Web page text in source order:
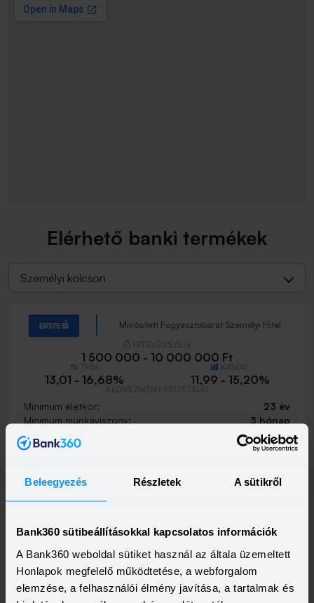
Beleegyezés Részletek A sütikről
Bank360 sütibeállításokkal kapcsolatos információk
A Bank360 weboldal sütiket használ az általa üzemeltett
Honlapok megfelelő működtetése, a webforgalom
elemzése, a felhasználói élmény javítása, a tartalmak és
Elérhető banki termékek
Személyi kölcsön
Minősített Fogyasztóbarát Személyi Hitel
1 500 000 - 10 000 000 Ft
13,01 - 16,68% 11,99 - 15,20%
Minimum életkor:
23 év
Minimum munkaviszony:
3 hónap
Minimum jövedelem:
214 000 Ft
Most Személyi kölcsön
HITELÖSSZEG
500 000 - 15 000 000 Ft
THM
12,94 - 21,60%
KAMAT
9,79 - 18,99%